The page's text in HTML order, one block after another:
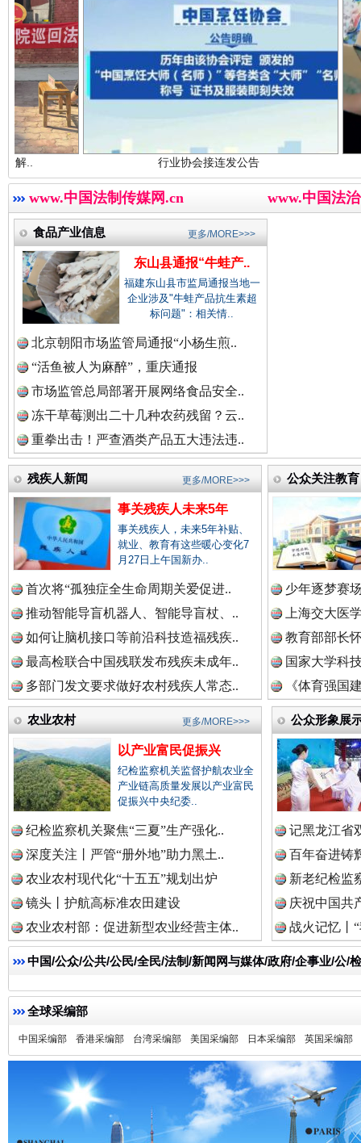
中国农业新闻网.
中国视频新闻网.
中国廉政法纪网.
中国律师在线.
中国参政网.中
红船起航处 潮起向未来
三年瞒报超千万 隐匿收入偷税被查处..
祁连巍巍树丰碑 高回报
一枚“钉子”竟然扎入要害部门
行业协会接连发公告
www.中国法制传媒网.cn www.中国法
食品产业信息
东山县通报“牛蛙产..
福建东山县市监局通报当地一
企业涉及"牛蛙产品抗生素超
标问题"：相关情..
北京朝阳市场监管局通报“小杨生煎..
“活鱼被人为麻醉”，重庆通报
市场监管总局部署开展网络食品安全..
冻干草莓测出二十几种农药残留？云..
重拳出击！严查酒类产品五大违法违..
更多/MORE>>>
残疾人新闻
事关残疾人未来5年
事关残疾人，未来5年补贴、
就业、教育有这些暖心变化7
月27日上午国新办..
首次将“孤独症全生命周期关爱促进..
推动智能导盲机器人、智能导盲杖、..
如何让脑机接口等前沿科技造福残疾..
最高检联合中国残联发布残疾未成年..
多部门发文要求做好农村残疾人常态..
更多/MORE>>> 公众关注教育
少年逐梦赛
上海交大医
教育部部长
国家大学科
《体育强国
农业农村
以产业富民促振兴
纪检监察机关监督护航农业全
产业链高质量发展以产业富民
促振兴中央纪委..
纪检监察机关聚焦“三夏”生产强化..
深度关注丨严管“册外地”助力黑土..
农业农村现代化“十五五”规划出炉
镜头丨护航高标准农田建设
农业农村部：促进新型农业经营主体..
更多/MORE>>> 公众形象展
记黑龙江省
百年奋进铸
新老纪检监
庆祝中国共
战火记忆丨
中国/公众/公共/公民/全民/法制/新闻网与媒体/政府/企事业/公/
全球采编部
中国采编部 香港采编部 台湾采编部 美国采编部 日本采编部 英国采编部